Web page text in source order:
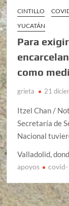
CINTILLO
YUCATÁN
Para
como
grieta 21
Itzel Chan /
Secretaría de
Nacional
Valladolid,
apoyos